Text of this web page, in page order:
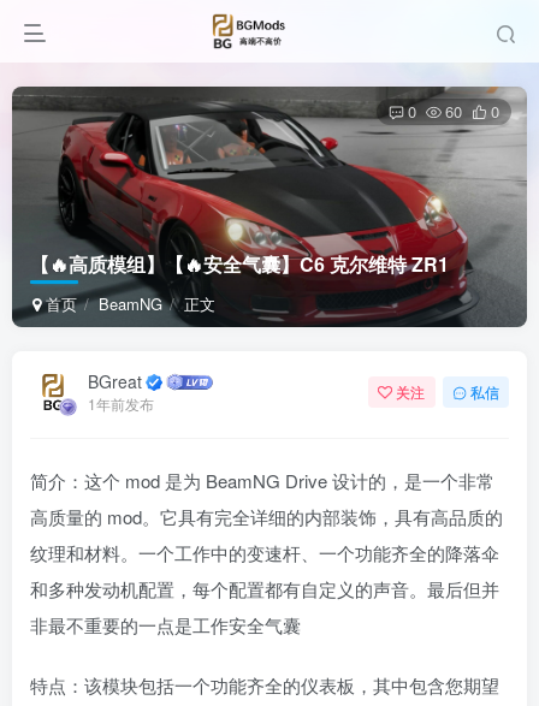
【🔥高质模组】【🔥安全气囊】C6 克尔维特 ZR1
首页 BeamNG 正文
0 60 0
BGreat
1年前发布
关注 私信
简介：这个 mod 是为 BeamNG Drive 设计的，是一个非常
高质量的 mod。它具有完全详细的内部装饰，具有高品质的
纹理和材料。一个工作中的变速杆、一个功能齐全的降落伞
和多种发动机配置，每个配置都有自定义的声音。最后但并
非最不重要的一点是工作安全气囊
特点：该模块包括一个功能齐全的仪表板，其中包含您期望